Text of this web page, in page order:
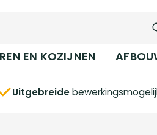
EN KOZIJNEN
Uitgebreide